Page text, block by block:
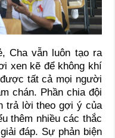
Cha vẫn luôn tạo ra
xen kẽ để không khí
tất cả mọi người
chán. Phần chia đội
trả lời theo gợi ý của
thêm nhiều các thắc
đáp. Sự phản biện